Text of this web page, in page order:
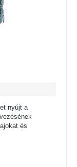
nyújt a
és